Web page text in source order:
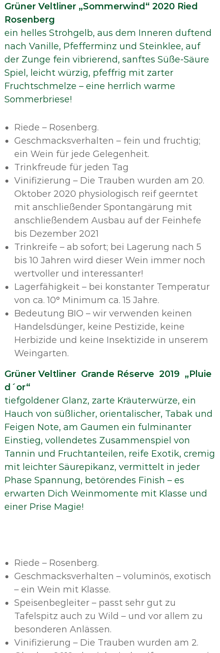
Grüner Veltliner „Sommerwind“ 2020 Ried
Rosenberg
ein helles Strohgelb, aus dem Inneren duftend
nach Vanille, Pfefferminz und Steinklee, auf
der Zunge fein vibrierend, sanftes Süße-Säure
Spiel, leicht würzig, pfeffrig mit zarter
Fruchtschmelze – eine herrlich warme
Sommerbriese!
Riede – Rosenberg.
Geschmacksverhalten – fein und fruchtig;
ein Wein für jede Gelegenheit.
Trinkfreude für jeden Tag
Vinifizierung – Die Trauben wurden am 20.
Oktober 2020 physiologisch reif geerntet
mit anschließender Spontangärung mit
anschließendem Ausbau auf der Feinhefe
bis Dezember 2021
Trinkreife – ab sofort; bei Lagerung nach 5
bis 10 Jahren wird dieser Wein immer noch
wertvoller und interessanter!
Lagerfähigkeit – bei konstanter Temperatur
von ca. 10° Minimum ca. 15 Jahre.
Bedeutung BIO – wir verwenden keinen
Handelsdünger, keine Pestizide, keine
Herbizide und keine Insektizide in unserem
Weingarten.
Grüner Veltliner Grande Réserve 2019 „Pluie
d´or“
tiefgoldener Glanz, zarte Kräuterwürze, ein
Hauch von süßlicher, orientalischer, Tabak und
Feigen Note, am Gaumen ein fulminanter
Einstieg, vollendetes Zusammenspiel von
Tannin und Fruchtanteilen, reife Exotik, cremig
mit leichter Säurepikanz, vermittelt in jeder
Phase Spannung, betörendes Finish – es
erwarten Dich Weinmomente mit Klasse und
einer Prise Magie!
Riede – Rosenberg.
Geschmacksverhalten – voluminös, exotisch
– ein Wein mit Klasse.
Speisenbegleiter – passt sehr gut zu
Tafelspitz auch zu Wild – und vor allem zu
besonderen Anlässen.
Vinifizierung – Die Trauben wurden am 2.